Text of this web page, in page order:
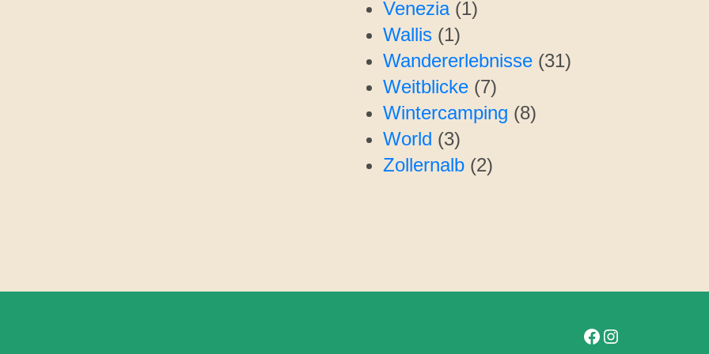
Venezia(1)
Wallis(1)
Wandererlebnisse(31)
Weitblicke(7)
Wintercamping (8)
World (3)
Zollernalb(2)
Folge uns auf Facebook
Folge uns auf Instagram